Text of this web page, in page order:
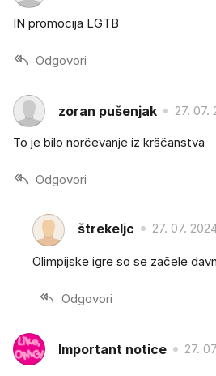
IN promocija LGTB
Odgovori
zoran pušenjak 27. 07.
To je bilo norčevanje iz krščanstva
Odgovori
štrekeljc 27. 07.
Olimpijske igre so se začele
Odgovori
Important notice 27.